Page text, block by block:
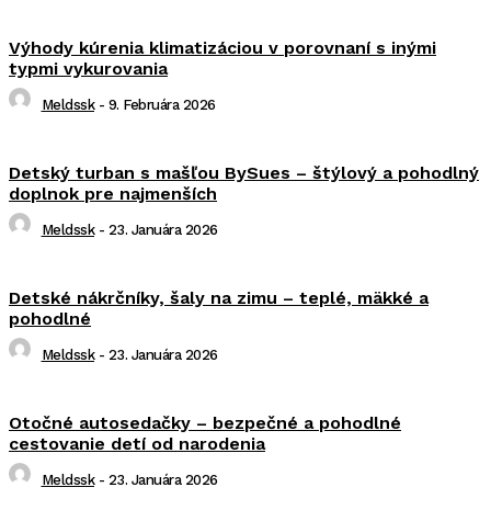
Výhody kúrenia klimatizáciou v porovnaní s inými
typmi vykurovania
Meldssk - 9. Februára 2026
Detský turban s mašľou BySues – štýlový a pohodlný
doplnok pre najmenších
Meldssk - 23. Januára 2026
Detské nákrčníky, šaly na zimu – teplé, mäkké a
pohodlné
Meldssk - 23. Januára 2026
Otočné autosedačky – bezpečné a pohodlné
cestovanie detí od narodenia
Meldssk - 23. Januára 2026